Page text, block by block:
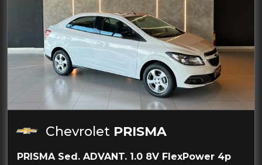
Chevrolet PRISMA
PRISMA Sed. ADVANT. 1.0 8V FlexPower 4p